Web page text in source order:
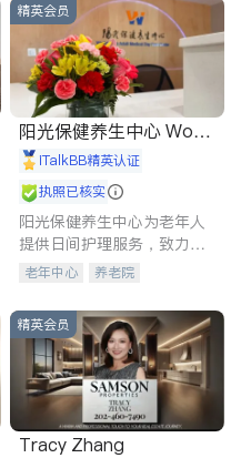
精英会员
阳光保健养生中心 World
shine
iTalkBB精英认证
执照已核实
阳光保健养生中心为老年人
提供日间护理服务，致力于
通过持续的护理创新来有效
老年中心 养老院
精英会员
Tracy Zhang